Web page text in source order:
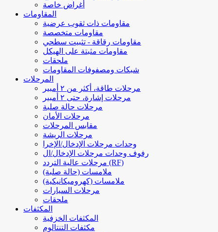
أغراض خاصة
المقاومات
مقاومات ذات ثقوب عرضية
مقاومات متخصصة
مقاومات رقاقة - تثبيت سطحي
مقاومات مثبتة على الهيكل
ملحقات
شبكات ومصفوفات المقاومات
المرحلات
مرحلات طاقة، أكثر من ٢ أمبير
مرحلات إشارة، حتى ٢ أمبير
مرحلات حالة صلبة
مرحلات الأمان
مقابس المرحلات
مرحلات الريشة
وحدات مرحلات الإدخال/الإخرا
رفوف وحدات مرحلات الإدخال/ال
مرحلات عالية التردد (RF)
ملامسات (حالة صلبة)
ملامسات (كهروميكانيكية)
مرحلات السيارات
ملحقات
المكثفات
المكثفات الخزفية
مكثفات التنتالوم